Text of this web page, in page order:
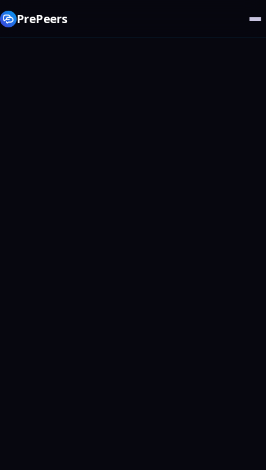
PrePeers